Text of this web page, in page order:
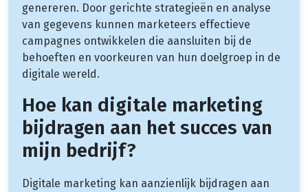
genereren. Door gerichte strategieën en analyse
van gegevens kunnen marketeers effectieve
campagnes ontwikkelen die aansluiten bij de
behoeften en voorkeuren van hun doelgroep in de
digitale wereld.
Hoe kan digitale marketing
bijdragen aan het succes van
mijn bedrijf?
Digitale marketing kan aanzienlijk bijdragen aan